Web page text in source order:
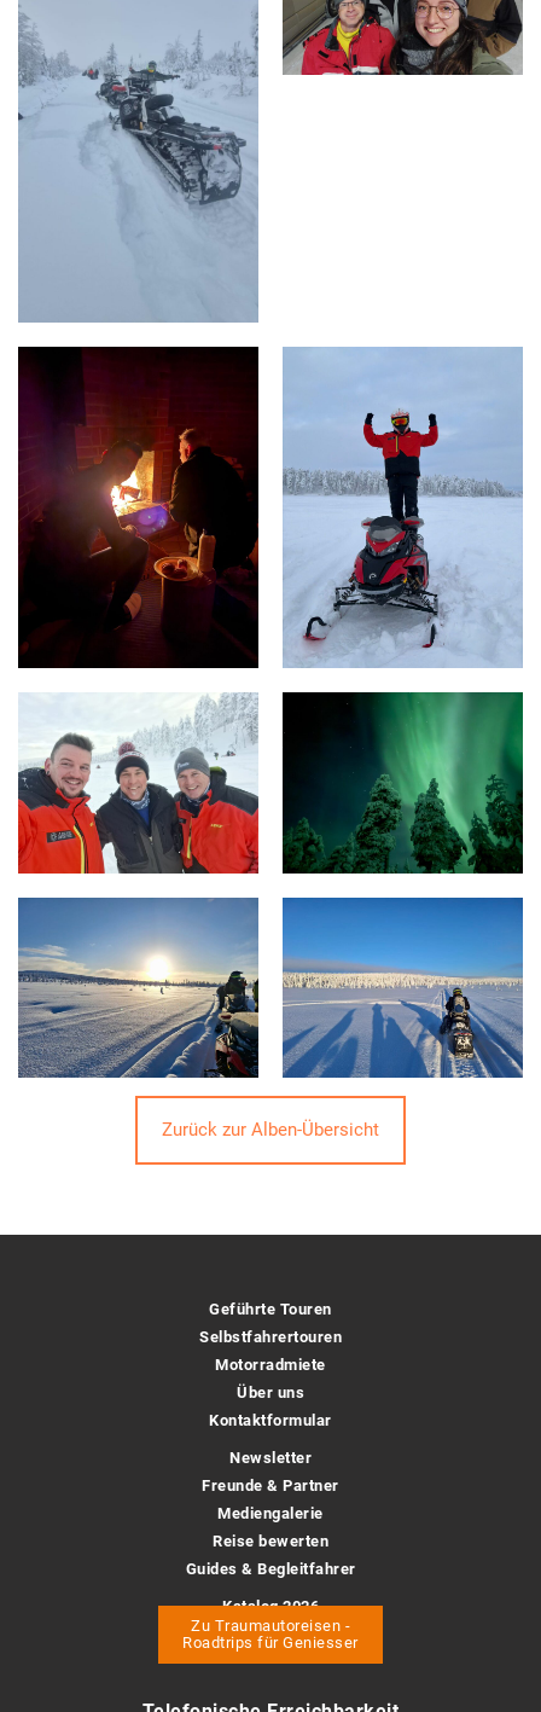
Zurück zur Alben-Übersicht
Geführte Touren
Selbstfahrertouren
Motorradmiete
Über uns
Kontaktformular
Newsletter
Freunde & Partner
Mediengalerie
Reise bewerten
Guides & Begleitfahrer
Katalog 2026
pdf Download
Zu Traumautoreisen -
Roadtrips für Geniesser